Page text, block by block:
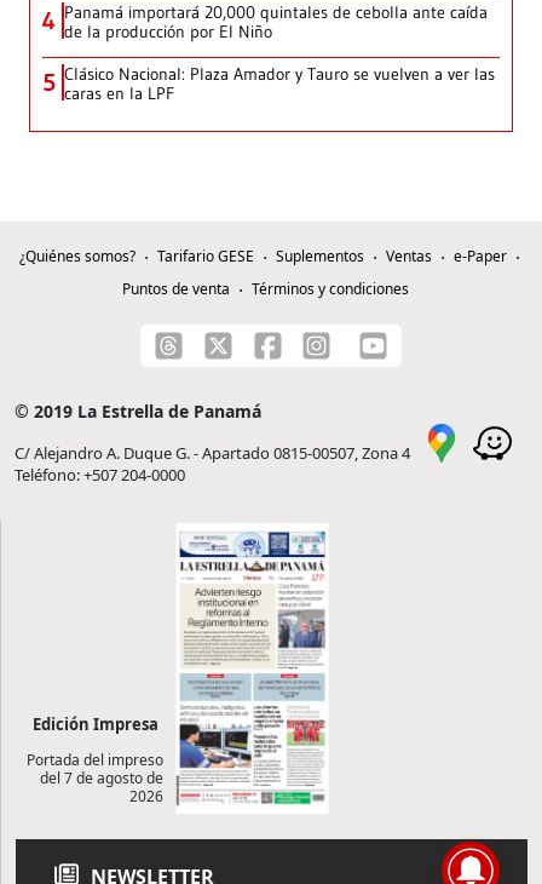
4 Panamá importará 20,000 quintales de cebolla ante caída
de la producción por El Niño
5 Clásico Nacional: Plaza Amador y Tauro se vuelven a ver las
caras en la LPF
¿Quiénes somos? Tarifario GESE Suplementos Ventas
e-Paper
Puntos de venta
Términos y condiciones
© 2019 La Estrella de Panamá
C/ Alejandro A. Duque G. - Apartado 0815-00507, Zona 4
Teléfono: +507 204-0000
Edición Impresa
Portada del impreso
del 7 de agosto de
2026
NEWSLETTER